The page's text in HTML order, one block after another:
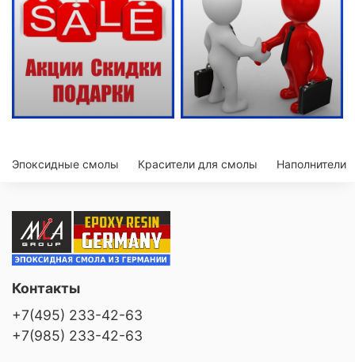
Эпоксидные смолы Красители для смолы Наполнители
Контакты
+7(495) 233-42-63
+7(985) 233-42-63